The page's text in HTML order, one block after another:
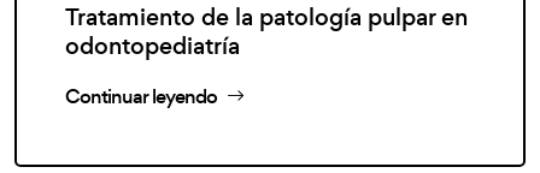
Tratamiento de la patología pulpar en
odontopediatría
Continuar leyendo